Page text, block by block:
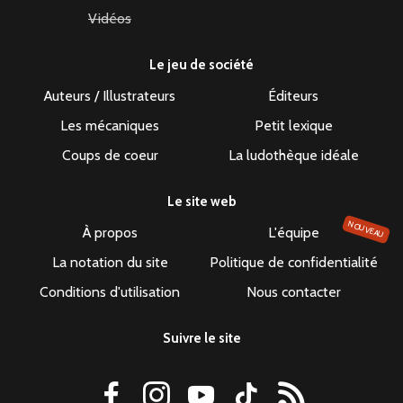
Vidéos
Le jeu de société
Auteurs / Illustrateurs
Éditeurs
Les mécaniques
Petit lexique
Coups de coeur
La ludothèque idéale
Le site web
À propos L'équipe NOUVEAU
La notation du site
Politique de confidentialité
Conditions d'utilisation
Nous contacter
Suivre le site